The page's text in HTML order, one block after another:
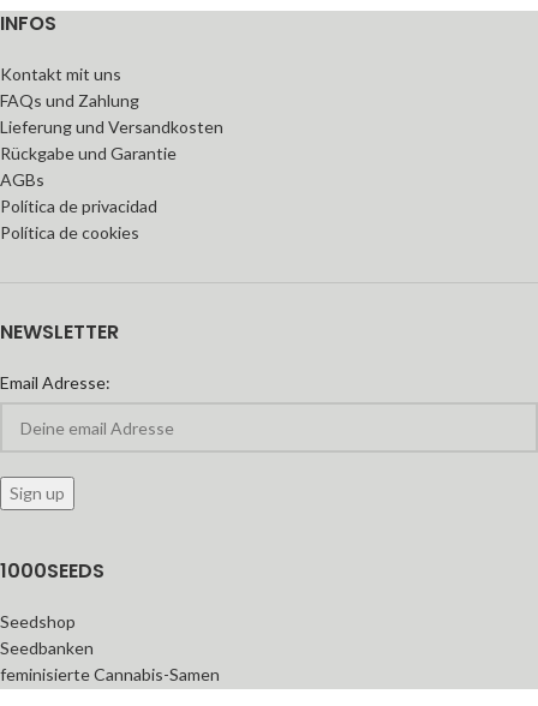
INFOS
Kontakt mit uns
FAQs und Zahlung
Lieferung und Versandkosten
Rückgabe und Garantie
AGBs
Política de privacidad
Política de cookies
NEWSLETTER
Email Adresse:
1000SEEDS
Seedshop
Seedbanken
feminisierte Cannabis-Samen